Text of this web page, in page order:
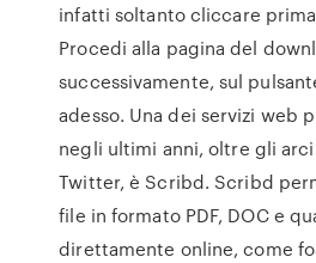
infatti soltanto cliccare
Procedi alla pagina del
successivamente, sul
adesso. Una dei servizi web
negli ultimi anni, oltre gli
Twitter, è Scribd. Scribd
file in formato PDF, DOC e
direttamente online, come